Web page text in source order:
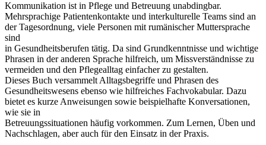
Kommunikation ist in Pflege und Betreuung unabdingbar.
Mehrsprachige Patientenkontakte und interkulturelle Teams sind an
der Tagesordnung, viele Personen mit rumänischer Muttersprache
sind
in Gesundheitsberufen tätig. Da sind Grundkenntnisse und wichtige
Phrasen in der anderen Sprache hilfreich, um Missverständnisse zu
vermeiden und den Pflegealltag einfacher zu gestalten.
Dieses Buch versammelt Alltagsbegriffe und Phrasen des
Gesundheitswesens ebenso wie hilfreiches Fachvokabular. Dazu
bietet es kurze Anweisungen sowie beispielhafte Konversationen,
wie sie in
Betreuungssituationen häufig vorkommen. Zum Lernen, Üben und
Nachschlagen, aber auch für den Einsatz in der Praxis.